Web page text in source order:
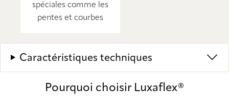
spéciales comme les
pentes et courbes
Caractéristiques techniques
Pourquoi choisir Luxaflex®